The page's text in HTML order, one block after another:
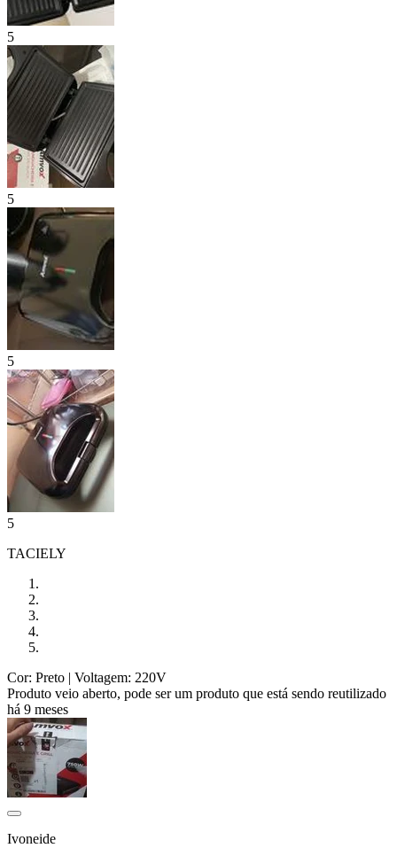
5
5
5
5
TACIELY
Cor: Preto | Voltagem: 220V
Produto veio aberto, pode ser um produto que está sendo reutilizado
há 9 meses
Ivoneide